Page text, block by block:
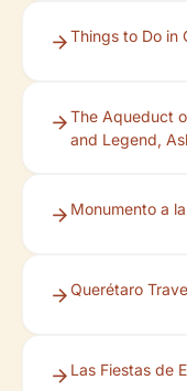
Things to Do in
The Aqueduct
and Legend,
Monumento a
Querétaro
Las Fiestas de